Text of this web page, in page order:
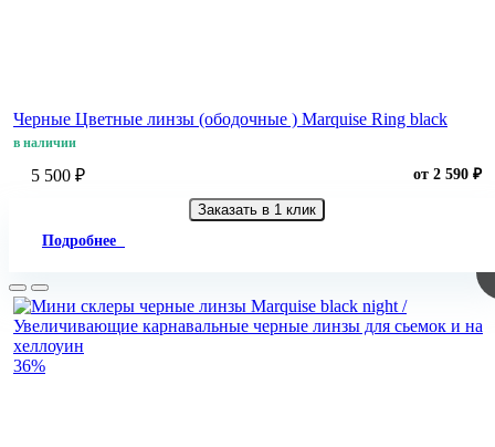
Черные Цветные линзы (ободочные ) Marquise Ring black
в наличии
5 500 ₽ от 2 590 ₽
Заказать в 1 клик
Подробнее
36%